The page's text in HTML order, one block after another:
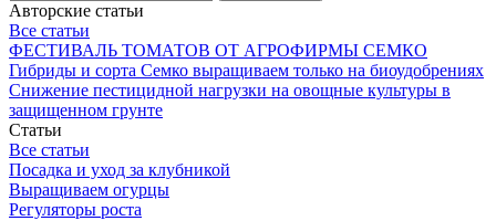
Авторские статьи
Все статьи
ФЕСТИВАЛЬ ТОМАТОВ ОТ АГРОФИРМЫ СЕМКО
Гибриды и сорта Семко выращиваем только на биоудобрениях
Снижение пестицидной нагрузки на овощные культуры в
защищенном грунте
Статьи
Все статьи
Посадка и уход за клубникой
Выращиваем огурцы
Регуляторы роста